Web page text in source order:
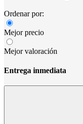
Ordenar por:
Mejor precio
Mejor valoración
Entrega inmediata